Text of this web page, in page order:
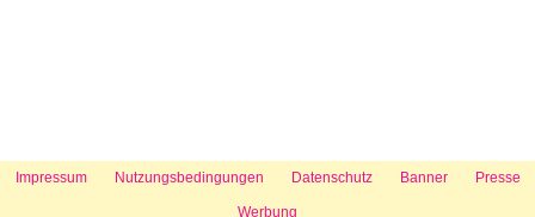
Impressum Nutzungsbedingungen Datenschutz Banner Presse
Werbung